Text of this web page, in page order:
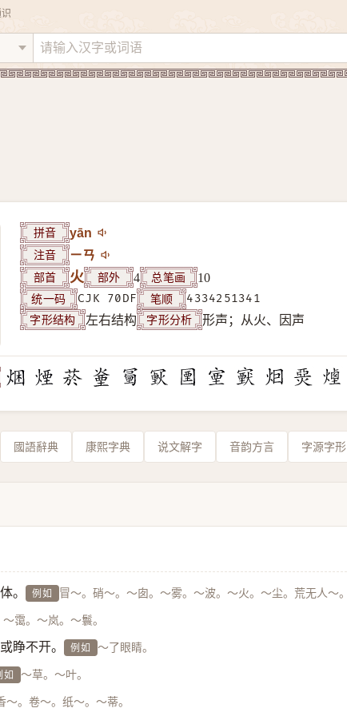
拼音 yān
注音 ㄧㄢ
部首 火 部外 4 总笔画 10
统一码 CJK 70DF 笔顺 4334251341
字形结构 左右结构 字形分析 形声；从火、因声
國語辭典 康熙字典 说文解字 音韵方言 字源字形
。 例如 冒～。硝～。～囱。～雾。～波。～火。～尘。荒无人～。
霭。～岚。～鬟。
睁不开。 例如 ～了眼睛。
如 ～草。～叶。
～。卷～。纸～。～蒂。